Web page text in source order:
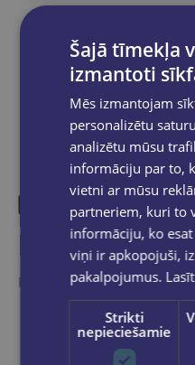
Dalies sociālajos
Līdzīgas
Ieskaties, varbūt noder
Šajā tīmekļa
izmantoti
Mēs izmantojam
personalizētu
analizētu mūsu
informāciju par to,
vietni ar mūsu
partneriem, kuri to
informāciju, ko
viņi ir apkopojuši,
pakalpojumus.
Strikti
nepieciešamie